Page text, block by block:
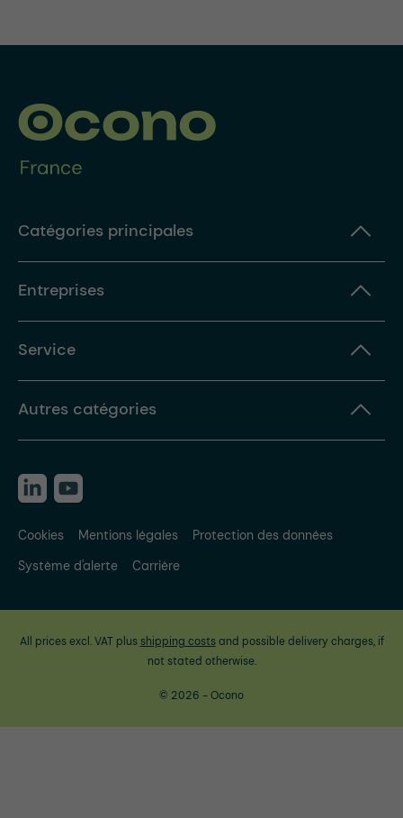
Catégories principales
Entreprises
Service
Autres catégories
Cookies Mentions légales
Protection des données
Système d'alerte
Carrière
All prices excl. VAT plus shipping costsand possible delivery charges, if
not stated otherwise.
© 2026 - Ocono